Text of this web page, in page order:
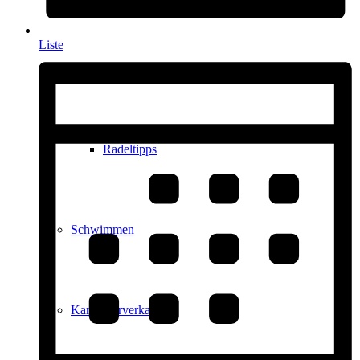
Radeltipps
Schwimmen
Kartenvorverkauf
Liste